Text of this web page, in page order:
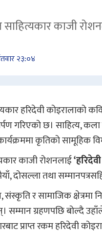
काजी
२३:०४
हरिदेवी कोइरालाको
छ। साहित्य, कला र
कृतिको सामूहिक
काजी रोशनलाई
दोसल्ला तथा
र सामाजिक क्षेत्रमा
ग्रहणपछि बोल्दै
प्राप्त रकम हरिदेवी